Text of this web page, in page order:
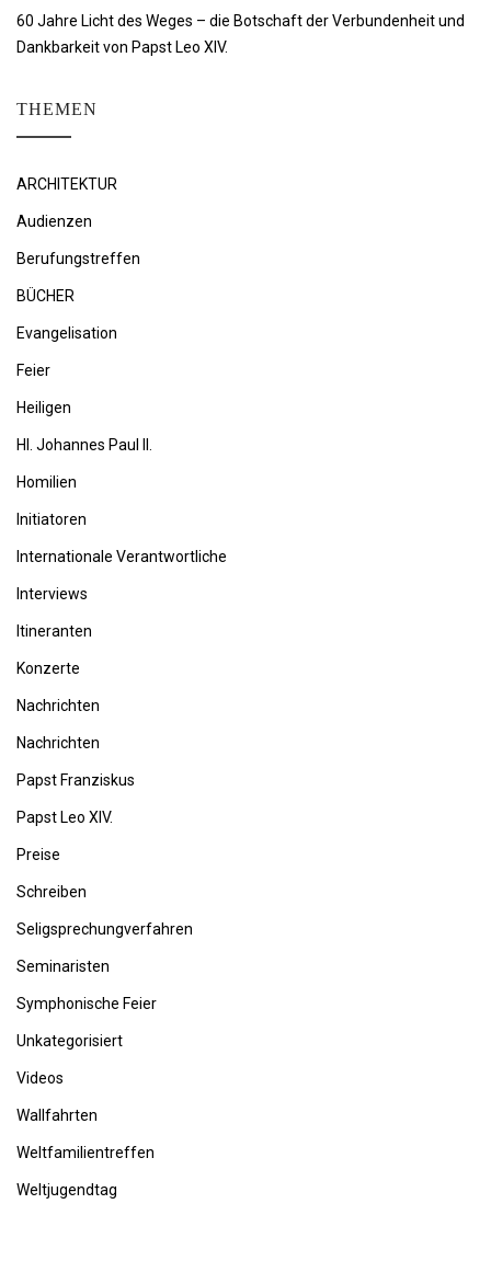
60 Jahre Licht des Weges – die Botschaft der Verbundenheit und
Dankbarkeit von Papst Leo XIV.
THEMEN
ARCHITEKTUR
Audienzen
Berufungstreffen
BÜCHER
Evangelisation
Feier
Heiligen
Hl. Johannes Paul II.
Homilien
Initiatoren
Internationale Verantwortliche
Interviews
Itineranten
Konzerte
Nachrichten
Nachrichten
Papst Franziskus
Papst Leo XIV.
Preise
Schreiben
Seligsprechungverfahren
Seminaristen
Symphonische Feier
Unkategorisiert
Videos
Wallfahrten
Weltfamilientreffen
Weltjugendtag